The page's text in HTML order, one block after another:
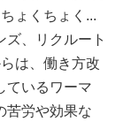
ょくちょく...
ズ、リクルート
は、働き方改
ているワーマ
苦労や効果な